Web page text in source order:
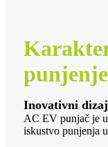
Inovativni
AC EV punjač je
iskustvo punjenja